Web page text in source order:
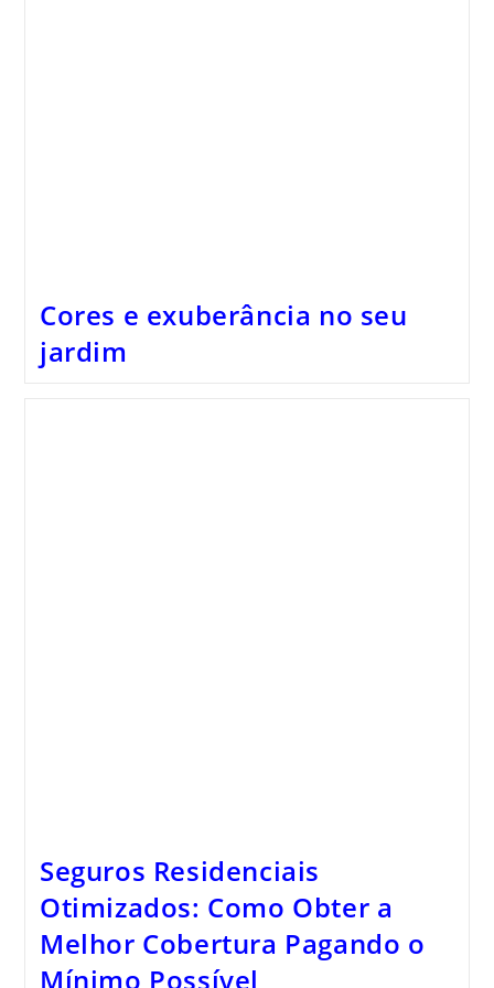
Cores e exuberância no seu
jardim
Seguros Residenciais
Otimizados: Como Obter a
Melhor Cobertura Pagando o
Mínimo Possível